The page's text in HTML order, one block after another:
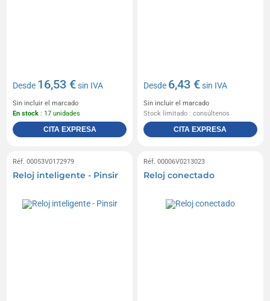
Desde 16,53 €sin IVA
Sin incluir el marcado
En stock : 17 unidades
CITA EXPRESA
Desde 6,43 €sin IVA
Sin incluir el marcado
Stock limitado : consúltenos
CITA EXPRESA
Réf. 00053V0172979
Reloj inteligente - Pinsir
Réf. 00006V0213023
Reloj conectado